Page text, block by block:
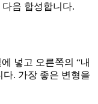
음 합성합니다.
넣고 오른쪽의 “내
. 가장 좋은 변형을